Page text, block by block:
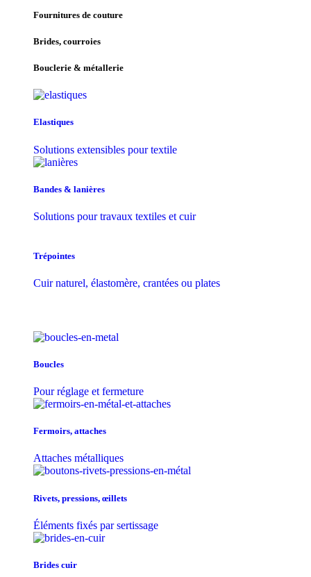
Fournitures de couture
Brides, courroies
Bouclerie & métallerie
Elastiques
Solutions extensibles pour textile
Bandes & lanières
Solutions pour travaux textiles et cuir
Trépointes
Cuir naturel, élastomère, crantées ou plates
Boucles
Pour réglage et fermeture
Fermoirs, attaches
Attaches métalliques
Rivets, pressions, œillets
Éléments fixés par sertissage
Brides cuir